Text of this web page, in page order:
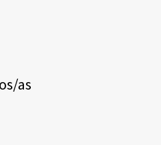
as